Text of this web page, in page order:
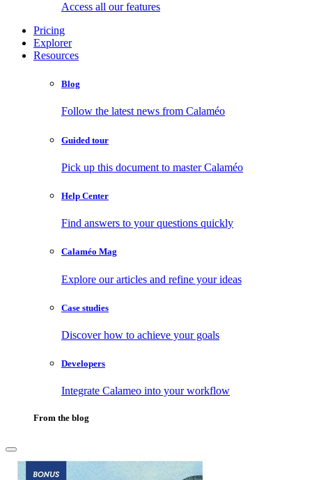
Access all our features
Pricing
Explorer
Resources
Blog
Follow the latest news from Calaméo
Guided tour
Pick up this document to master Calaméo
Help Center
Find answers to your questions quickly
Calaméo Mag
Explore our articles and refine your ideas
Case studies
Discover how to achieve your goals
Developers
Integrate Calameo into your workflow
From the blog